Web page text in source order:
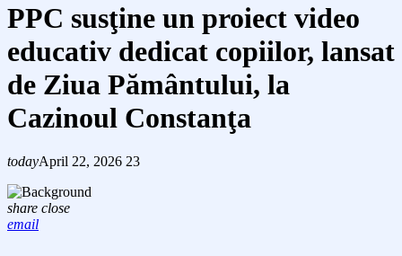
PPC susţine un proiect video
educativ dedicat copiilor, lansat
de Ziua Pământului, la
Cazinoul Constanţa
todayApril 22, 2026 23
share close
email